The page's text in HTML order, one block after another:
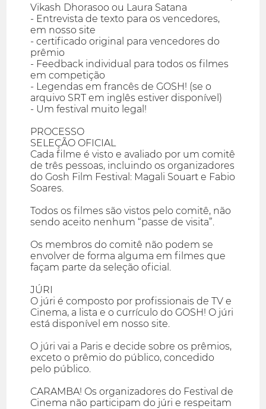
Vikash Dhorasoo ou Laura Satana
- Entrevista de texto para os vencedores,
em nosso site
- certificado original para vencedores do
prêmio
- Feedback individual para todos os filmes
em competição
- Legendas em francês de GOSH! (se o
arquivo SRT em inglês estiver disponível)
- Um festival muito legal!
PROCESSO
SELEÇÃO OFICIAL
Cada filme é visto e avaliado por um comitê
de três pessoas, incluindo os organizadores
do Gosh Film Festival: Magali Souart e Fabio
Soares.
Todos os filmes são vistos pelo comitê, não
sendo aceito nenhum “passe de visita”.
Os membros do comitê não podem se
envolver de forma alguma em filmes que
façam parte da seleção oficial.
JÚRI
O júri é composto por profissionais de TV e
Cinema, a lista e o currículo do GOSH! O júri
está disponível em nosso site.
O júri vai a Paris e decide sobre os prêmios,
exceto o prêmio do público, concedido
pelo público.
CARAMBA! Os organizadores do Festival de
Cinema não participam do júri e respeitam